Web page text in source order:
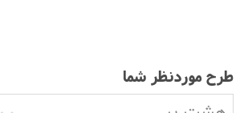
طرح موردنظر شما